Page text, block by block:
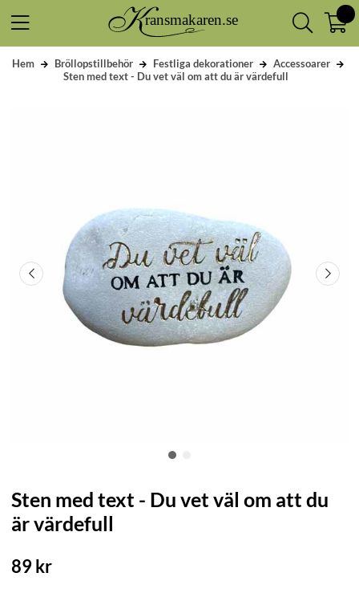
Hem Bröllopstillbehör Festliga dekorationer
Accessoarer
Sten med text - Du vet väl om att du är värdefull
Sten med text - Du vet väl om att du
är värdefull
89kr